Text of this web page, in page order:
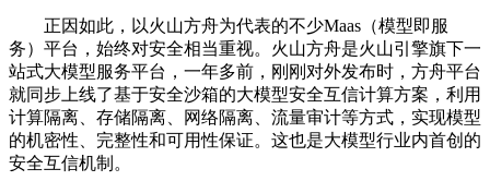
正因如此，以火山方舟为代表的不少Maas（模型即服
务）平台，始终对安全相当重视。火山方舟是火山引擎旗下一
站式大模型服务平台，一年多前，刚刚对外发布时，方舟平台
就同步上线了基于安全沙箱的大模型安全互信计算方案，利用
计算隔离、存储隔离、网络隔离、流量审计等方式，实现模型
的机密性、完整性和可用性保证。这也是大模型行业内首创的
安全互信机制。